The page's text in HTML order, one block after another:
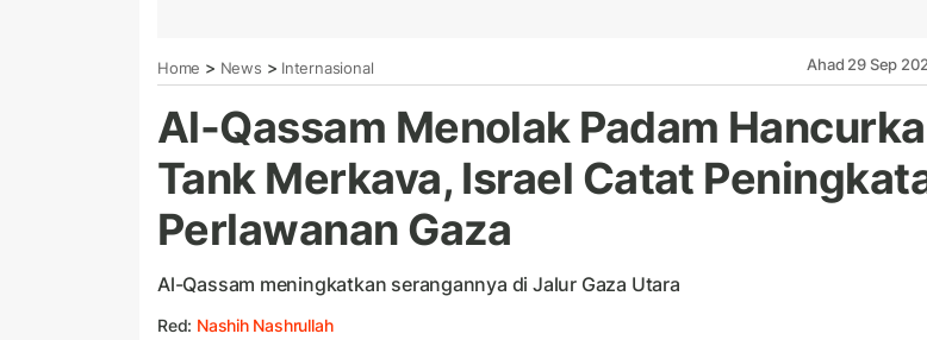
Home > News > Internasional Ahad 29 Sep
Al-Qassam Menolak Padam
Tank Merkava, Israel Catat
Perlawanan Gaza
Al-Qassam meningkatkan serangannya di Jalur Gaza Utara
Red: Nashih Nashrullah